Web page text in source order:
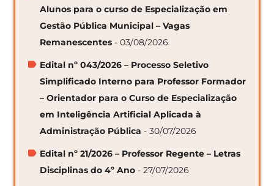
Alunos para o curso de Especialização em
Gestão Pública Municipal – Vagas
Remanescentes - 03/08/2026
Edital nº 043/2026 – Processo Seletivo
Simplificado Interno para Professor Formador
– Orientador para o Curso de Especialização
em Inteligência Artificial Aplicada à
Administração Pública - 30/07/2026
Edital nº 21/2026 – Professor Regente – Letras
Disciplinas do 4º Ano - 27/07/2026